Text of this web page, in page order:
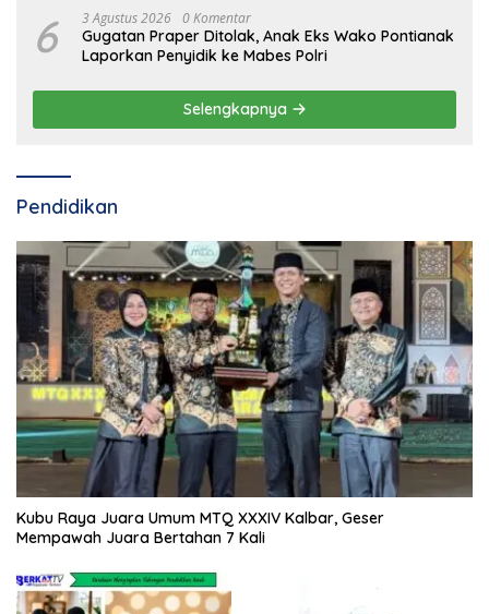
6 3 Agustus 2026 0 Komentar
Gugatan Praper Ditolak, Anak Eks Wako Pontianak
Laporkan Penyidik ke Mabes Polri
Selengkapnya
Pendidikan
Kubu Raya Juara Umum MTQ XXXIV Kalbar, Geser
Mempawah Juara Bertahan 7 Kali